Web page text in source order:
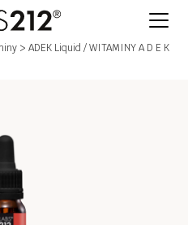
> ADEK Liquid / WITAMINY A D E K